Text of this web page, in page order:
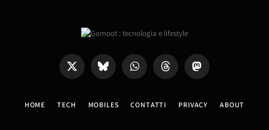
X
(Twitter)
Bluesky WhatsAppThreads Mastodon
HOME TECH MOBILES CONTATTI PRIVACY ABOUT